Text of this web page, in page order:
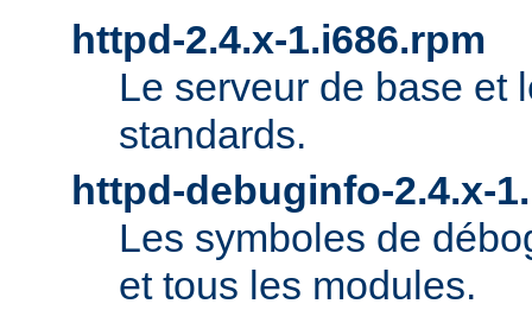
httpd-2.4.x-1.i686.rpm
Le serveur de base et
standards.
httpd-debuginfo-2.4.x-
Les symboles de
et tous les modules.